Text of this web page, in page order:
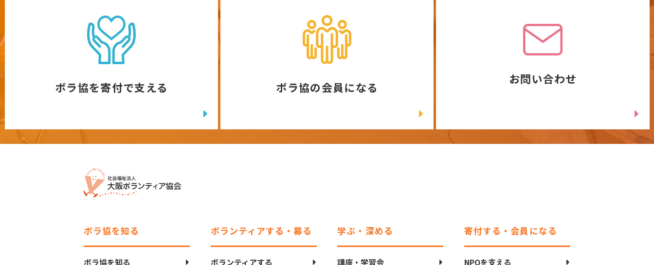
ボラ協を寄付で支える ボラ協の会員になる
お問い合わせ
ボラ協を知る
ボラ協を知る
ボランティアする・募る
ボランティアする
学ぶ・深める
講座・学習会
寄付する・会員になる
NPOを支える